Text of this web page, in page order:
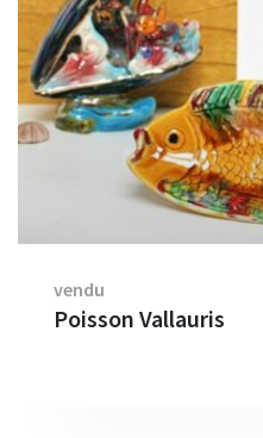
vendu
Poisson Vallauris